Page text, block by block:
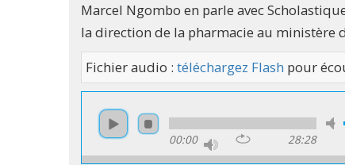
Marcel Ngombo en parle avec
la direction de la pharmacie au ministère
Fichier audio : téléchargez Flash pour
00:00 28:28